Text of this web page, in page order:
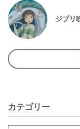
ジブリ
カテゴリー